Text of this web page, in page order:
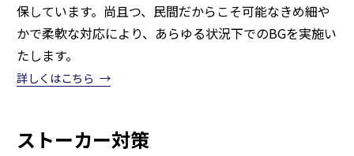
保しています。尚且つ、民間だからこそ可能なきめ細や
かで柔軟な対応により、あらゆる状況下でのBGを実施い
たします。
詳しくはこちら
ストーカー対策